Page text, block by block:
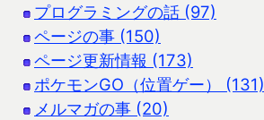
プログラミングの話 (97)
ページの事 (150)
ページ更新情報 (173)
ポケモンGO（位置ゲー） (131)
メルマガの事 (20)